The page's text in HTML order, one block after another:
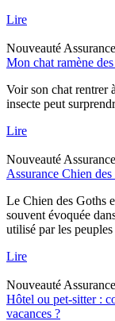
Lire
Nouveauté
Mon chat ramène
Voir son chat rentrer
insecte peut
Lire
Nouveauté
Assurance Chien
Le Chien des Goths
souvent évoquée
utilisé par les
Lire
Nouveauté
Hôtel ou pet-sitter :
vacances ?